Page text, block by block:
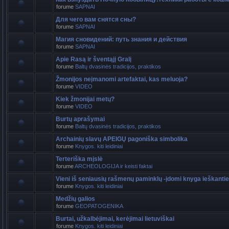
forume SAPNAI
Для чего вам снятся сны?
forume SAPNAI
Магия сновидений: путь знания и действия
forume SAPNAI
Apie Rasą ir šventąjį Gralį
forume Baltų dvasinės tradicijos, praktikos
Žmonijos neįmanomi artefaktai, kas meluoja?
forume VIDEO
Kiek žmonijai metų?
forume VIDEO
Burtų aprašymai
forume Baltų dvasinės tradicijos, praktikos
Archainių slavų APEIGŲ pagoniška simbolika
forume Knygos. kiti leidiniai
Terteriška mįslė
forumeARCHEOLOGIJA ir keisti faktai
Vieni iš seniausių rašmenų paminklų -įdomi knyga
forume Knygos. kiti leidiniai
Medžių galios
forume GEOPATOGENIKA
Burtai, užkalbėjimai, kerėjimai lietuviškai
forume Knygos. kiti leidiniai